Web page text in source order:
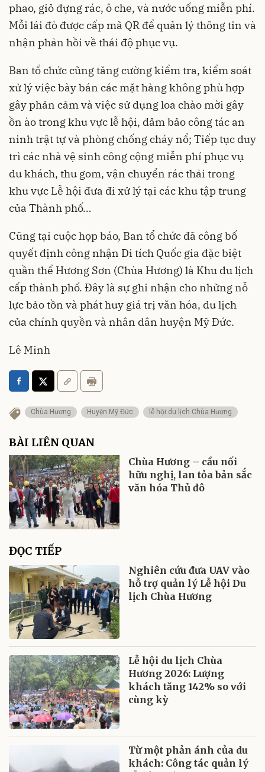
phao, giỏ đựng rác, ô che, và nước uống miễn phí.
Mỗi lái đò được cấp mã QR để quản lý thông tin và
nhận phản hồi về thái độ phục vụ.
Ban tổ chức cũng tăng cường kiểm tra, kiểm soát
xử lý việc bày bán các mặt hàng không phù hợp
gây phản cảm và việc sử dụng loa chào mời gây
ồn ào trong khu vực lễ hội, đảm bảo công tác an
ninh trật tự và phòng chống cháy nổ; Tiếp tục duy
trì các nhà vệ sinh công cộng miễn phí phục vụ
du khách, thu gom, vận chuyển rác thải trong
khu vực Lễ hội đưa đi xử lý tại các khu tập trung
của Thành phố…
Cũng tại cuộc họp báo, Ban tổ chức đã công bố
quyết định công nhận Di tích Quốc gia đặc biệt
quần thể Hương Sơn (Chùa Hương) là Khu du lịch
cấp thành phố. Đây là sự ghi nhận cho những nỗ
lực bảo tồn và phát huy giá trị văn hóa, du lịch
của chính quyền và nhân dân huyện Mỹ Đức.
Lê Minh
Chùa Hương Huyện Mỹ Đức lễ hội du lịch Chùa Hương
BÀI LIÊN QUAN
Chùa Hương – cầu nối
hữu nghị, lan tỏa bản sắc
văn hóa Thủ đô
ĐỌC TIẾP
Nghiên cứu đưa UAV vào
hỗ trợ quản lý Lễ hội Du
lịch Chùa Hương
Lễ hội du lịch Chùa
Hương 2026: Lượng
khách tăng 142% so với
cùng kỳ
Từ một phản ánh của du
khách: Công tác quản lý